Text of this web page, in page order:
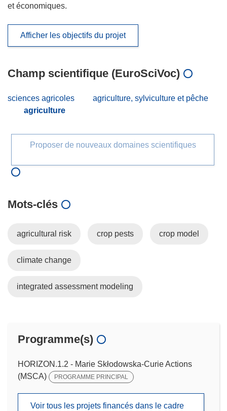
et économiques.
Afficher les objectifs du projet
Champ scientifique (EuroSciVoc)
sciences agricoles
agriculture, sylviculture et pêche
agriculture
Proposer de nouveaux domaines scientifiques
Mots‑clés
agricultural risk crop pests crop model
climate change
integrated assessment modeling
Programme(s)
HORIZON.1.2 - Marie Skłodowska-Curie Actions
(MSCA)
PROGRAMME PRINCIPAL
Voir tous les projets financés dans le cadre